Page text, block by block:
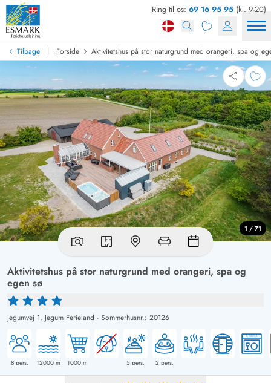
Ring til os: 69 16 95 95 (kl. 9-20)
Tilbage | Forside Aktivitetshus på stor naturgrund med orangeri, spa og
Aktivitetshus på stor naturgrund med orangeri, spa og
egen sø
Jegumvej 1, Jegum Ferieland - Sommerhusnr.: 20126
8pers. 12000 m 1000 m 5 pers. 2 pers.
1 / 71